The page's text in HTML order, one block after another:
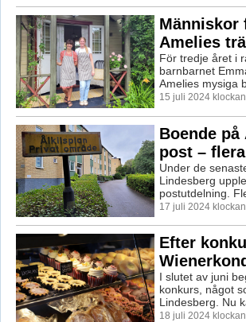
Människor
Amelies
För tredje året i
barnbarnet
Amelies mysiga
15 juli 2024
Boende
post –
Under de
Lindesberg
postutdelning.
17 juli 2024
Efter
I slutet av juni
konkurs, något
Lindesberg. Nu
18 juli 2024